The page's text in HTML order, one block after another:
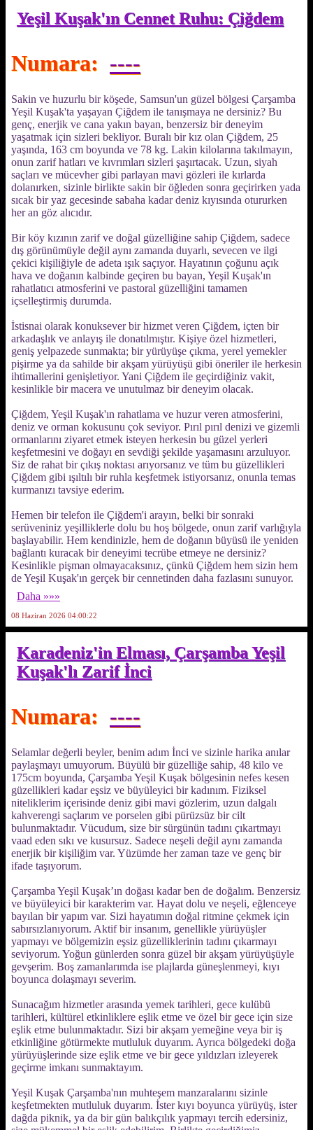
Yeşil Kuşak'ın Cennet Ruhu: Çiğdem
Numara: ----
Sakin ve huzurlu bir köşede, Samsun'un güzel bölgesi Çarşamba
Yeşil Kuşak'ta yaşayan Çiğdem ile tanışmaya ne dersiniz? Bu
genç, enerjik ve cana yakın bayan, benzersiz bir deneyim
yaşatmak için sizleri bekliyor. Buralı bir kız olan Çiğdem, 25
yaşında, 163 cm boyunda ve 78 kg. Lakin kilolarına takılmayın,
onun zarif hatları ve kıvrımları sizleri şaşırtacak. Uzun, siyah
saçları ve mücevher gibi parlayan mavi gözleri ile kırlarda
dolanırken, sizinle birlikte sakin bir öğleden sonra geçirirken yada
sıcak bir yaz gecesinde sabaha kadar deniz kıyısında otururken
her an göz alıcıdır.
Bir köy kızının zarif ve doğal güzelliğine sahip Çiğdem, sadece
dış görünümüyle değil aynı zamanda duyarlı, sevecen ve ilgi
çekici kişiliğiyle de adeta ışık saçıyor. Hayatının çoğunu açık
hava ve doğanın kalbinde geçiren bu bayan, Yeşil Kuşak'ın
rahatlatıcı atmosferini ve pastoral güzelliğini tamamen
içselleştirmiş durumda.
İstisnai olarak konuksever bir hizmet veren Çiğdem, içten bir
arkadaşlık ve anlayış ile donatılmıştır. Kişiye özel hizmetleri,
geniş yelpazede sunmakta; bir yürüyüşe çıkma, yerel yemekler
pişirme ya da sahilde bir akşam yürüyüşü gibi öneriler ile herkesin
ihtimallerini genişletiyor. Yani Çiğdem ile geçirdiğiniz vakit,
kesinlikle bir macera ve unutulmaz bir deneyim olacak.
Çiğdem, Yeşil Kuşak'ın rahatlama ve huzur veren atmosferini,
deniz ve orman kokusunu çok seviyor. Pırıl pırıl denizi ve gizemli
ormanlarını ziyaret etmek isteyen herkesin bu güzel yerleri
keşfetmesini ve doğayı en sevdiği şekilde yaşamasını arzuluyor.
Siz de rahat bir çıkış noktası arıyorsanız ve tüm bu güzellikleri
Çiğdem gibi ışıltılı bir ruhla keşfetmek istiyorsanız, onunla temas
kurmanızı tavsiye ederim.
Hemen bir telefon ile Çiğdem'i arayın, belki bir sonraki
serüveniniz yeşilliklerle dolu bu hoş bölgede, onun zarif varlığıyla
başlayabilir. Hem kendinizle, hem de doğanın büyüsü ile yeniden
bağlantı kuracak bir deneyimi tecrübe etmeye ne dersiniz?
Kesinlikle pişman olmayacaksınız, çünkü Çiğdem hem sizin hem
de Yeşil Kuşak'ın gerçek bir cennetinden daha fazlasını sunuyor.
Daha »»»
08 Haziran 2026 04:00:22
Karadeniz'in Elması, Çarşamba Yeşil
Kuşak'lı Zarif İnci
Numara: ----
Selamlar değerli beyler, benim adım İnci ve sizinle harika anılar
paylaşmayı umuyorum. Büyülü bir güzelliğe sahip, 48 kilo ve
175cm boyunda, Çarşamba Yeşil Kuşak bölgesinin nefes kesen
güzellikleri kadar eşsiz ve büyüleyici bir kadınım. Fiziksel
niteliklerim içerisinde deniz gibi mavi gözlerim, uzun dalgalı
kahverengi saçlarım ve porselen gibi pürüzsüz bir cilt
bulunmaktadır. Vücudum, size bir sürgünün tadını çıkartmayı
vaad eden sıkı ve kusursuz. Sadece neşeli değil aynı zamanda
enerjik bir kişiliğim var. Yüzümde her zaman taze ve genç bir
ifade taşıyorum.
Çarşamba Yeşil Kuşak’ın doğası kadar ben de doğalım. Benzersiz
ve büyüleyici bir karakterim var. Hayat dolu ve neşeli, eğlenceye
bayılan bir yapım var. Sizi hayatımın doğal ritmine çekmek için
sabırsızlanıyorum. Aktif bir insanım, genellikle yürüyüşler
yapmayı ve bölgemizin eşsiz güzelliklerinin tadını çıkarmayı
seviyorum. Yoğun günlerden sonra güzel bir akşam yürüyüşüyle
gevşerim. Boş zamanlarımda ise plajlarda güneşlenmeyi, kıyı
boyunca dolaşmayı severim.
Sunacağım hizmetler arasında yemek tarihleri, gece kulübü
tarihleri, kültürel etkinliklere eşlik etme ve özel bir gece için size
eşlik etme bulunmaktadır. Sizi bir akşam yemeğine veya bir iş
etkinliğine götürmekte mutluluk duyarım. Ayrıca bölgedeki doğa
yürüyüşlerinde size eşlik etme ve bir gece yıldızları izleyerek
geçirme imkanı sunmaktayım.
Yeşil Kuşak Çarşamba'nın muhteşem manzaralarını sizinle
keşfetmekten mutluluk duyarım. İster kıyı boyunca yürüyüş, ister
dağda piknik, ya da bir gün balıkçılık yapmayı tercih edersiniz,